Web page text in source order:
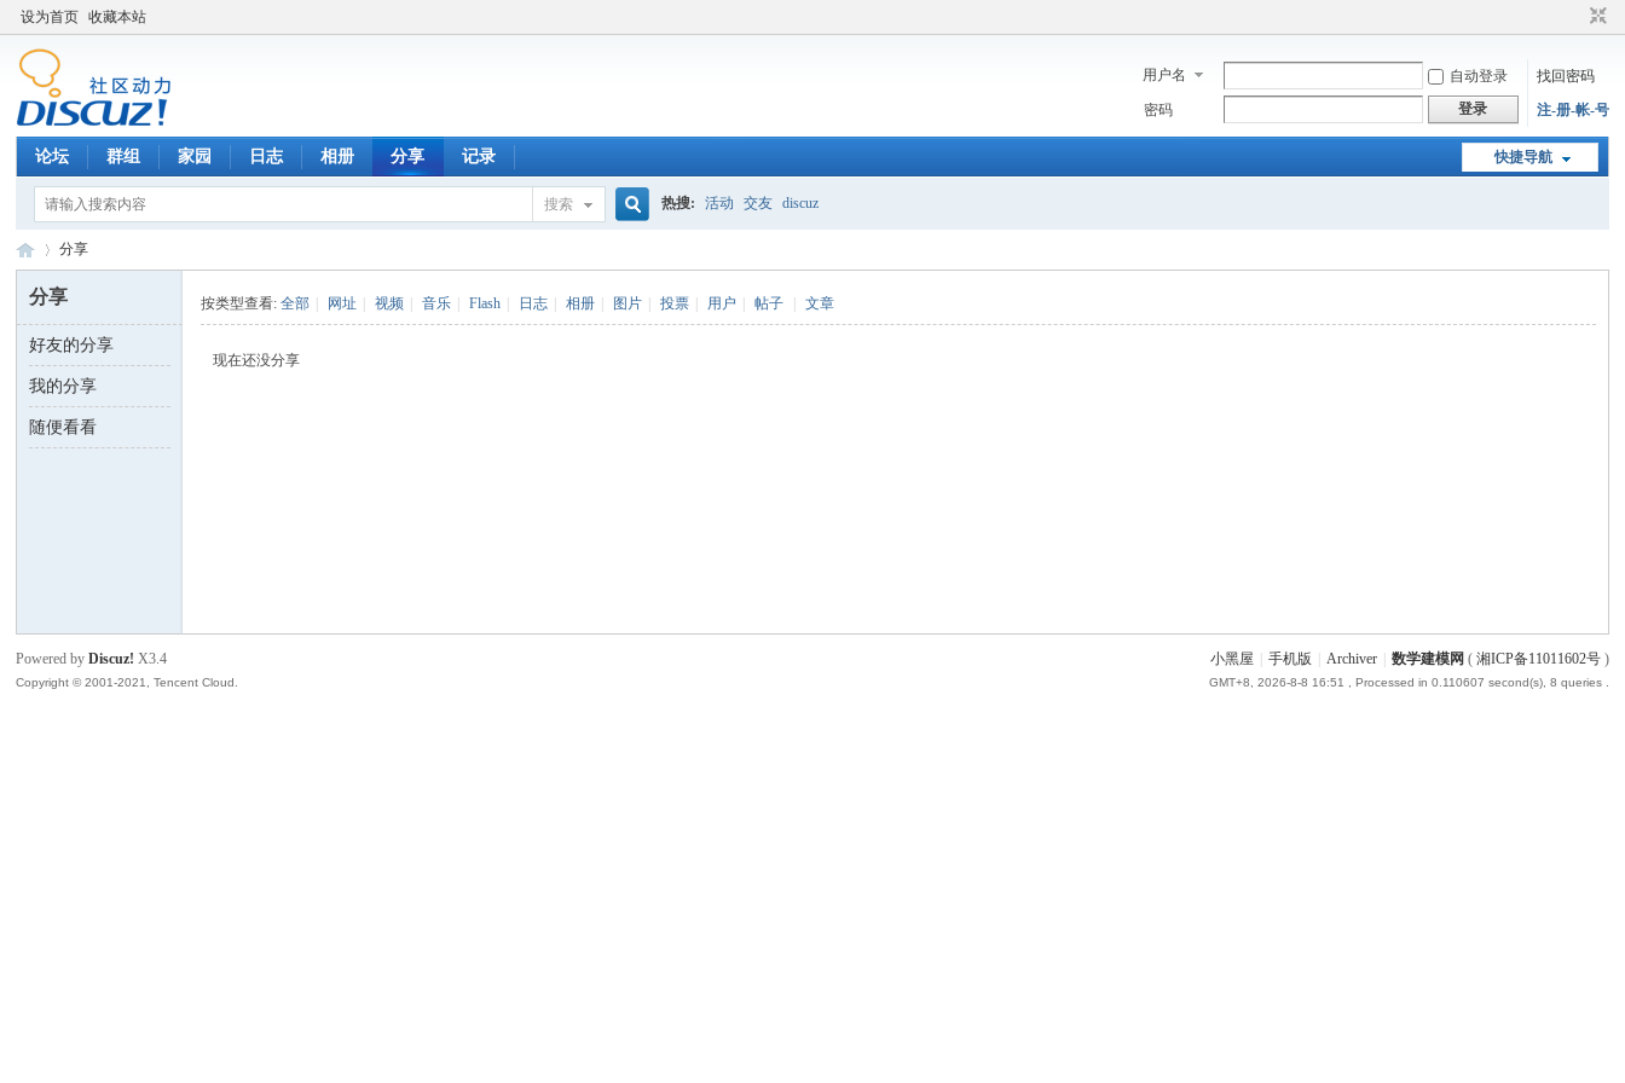
设为首页 收藏本站
用户名 自动登录
找回密码
密码
登录 注-册-帐-号
快捷导航
论坛 群组 家园 日志 相册 分享 记录
搜索 热搜: 活动 交友 discuz
数 ›
分享
分享
好友的分享
我的分享
随便看看
按类型查看:全部 网址 视频 音乐 Flash 日志 相册 图片 投票 用户 帖子 文章
现在还没分享
小黑屋 手机版 Archiver 数学建模网 ( 湘ICP备11011602号)
GMT+8, 2026-8-8 16:51 , Processed in 0.110607 second(s), 8 queries .
Powered byDiscuz! X3.4
Copyright © 2001-2021, Tencent Cloud.